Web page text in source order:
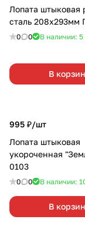
Лопата штыковая
сталь
0 0 В наличии: 5
В
995 ₽/шт
Лопата штыковая
укороченная
0103
0 0 В наличии:
В